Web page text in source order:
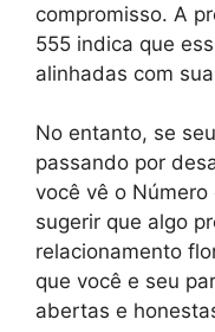
compromisso. A
555 indica que
alinhadas com
No entanto, se
passando por
você vê o
sugerir que algo
relacionamento
que você e seu
abertas e